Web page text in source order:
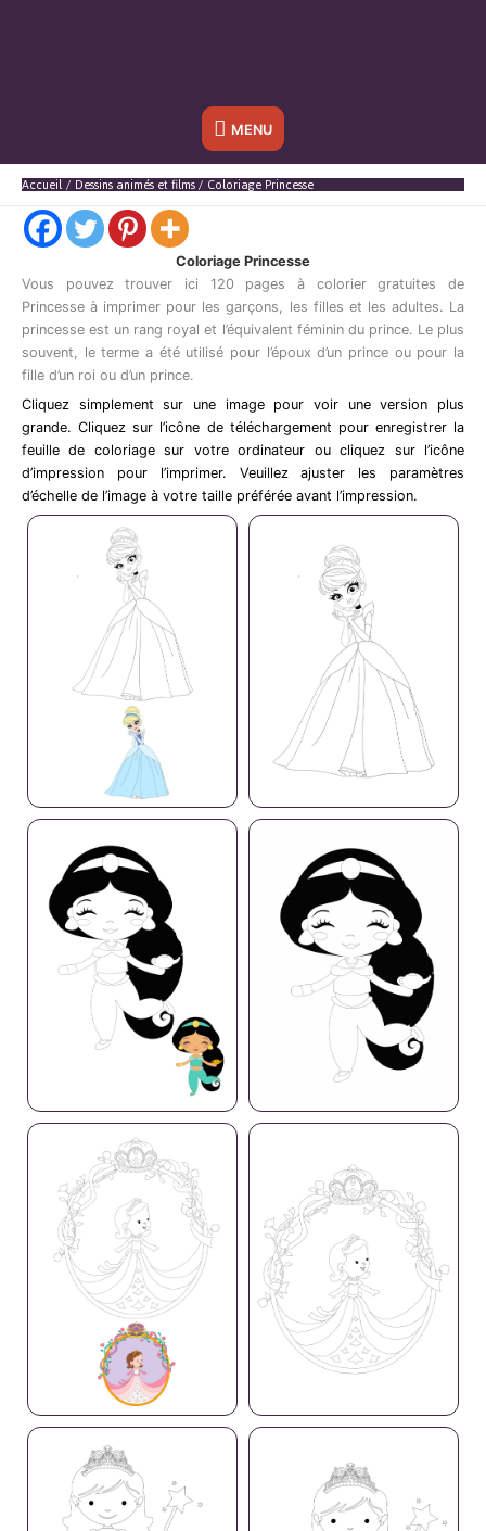
Sous
l'en-
MENU
Accueil Dessins animés et films Coloriage Princesse
Coloriage Princesse
Vous pouvez trouver ici 120 pages à colorier gratuites de
Princesse à imprimer pour les garçons, les filles et les adultes. La
princesse est un rang royal et l’équivalent féminin du prince. Le plus
souvent, le terme a été utilisé pour l’époux d’un prince ou pour la
fille d’un roi ou d’un prince.
Cliquez simplement sur une image pour voir une version plus
grande. Cliquez sur l’icône de téléchargement pour enregistrer la
feuille de coloriage sur votre ordinateur ou cliquez sur l’icône
d’impression pour l’imprimer. Veuillez ajuster les paramètres
d’échelle de l’image à votre taille préférée avant l’impression.